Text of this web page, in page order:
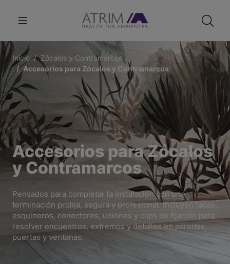
Inicio
Zócalos y Contramarcos
Accesorios para Zócalos y Contramarcos
Accesorios para Zócalos
y Contramarcos
Pensados para completar la instalación con una
terminación prolija, segura y profesional. Incluyen tapas,
esquineros, conectores, uniones y clips de fijación para
resolver encuentros, extremos y detalles en paredes,
puertas y ventanas.